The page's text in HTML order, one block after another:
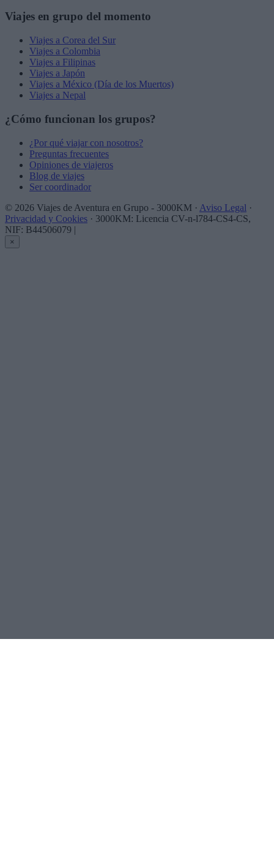
Viajes en grupo del momento
Viajes a Corea del Sur
Viajes a Colombia
Viajes a Filipinas
Viajes a Japón
Viajes a México (Día de los Muertos)
Viajes a Nepal
¿Cómo funcionan los grupos?
¿Por qué viajar con nosotros?
Preguntas frecuentes
Opiniones de viajeros
Blog de viajes
Ser coordinador
© 2026 Viajes de Aventura en Grupo - 3000KM · Aviso Legal ·
Privacidad y Cookies · 3000KM: Licencia CV-n-l784-CS4-CS,
NIF: B44506079 |
×